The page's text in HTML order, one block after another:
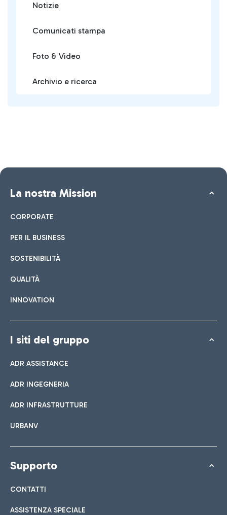
Notizie
Comunicati stampa
Foto & Video
Archivio e ricerca
La nostra Mission
CORPORATE
PER IL BUSINESS
SOSTENIBILITÀ
QUALITÀ
INNOVATION
I siti del gruppo
ADR ASSISTANCE
ADR INGEGNERIA
ADR INFRASTRUTTURE
URBANV
Supporto
CONTATTI
ASSISTENZA SPECIALE